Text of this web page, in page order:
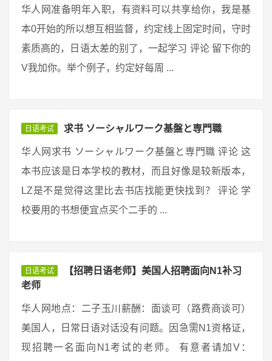
华人网准备明年入职，有资料可以共享给你，我是基
本0开始的所以想互相监督，约定线上固定时间，守时
素质高的，日语太差的别了，一起学习 评论 留下你的
V我加你。举个例子，约定好每周 ...
日语考试 求书 ソーシャルワーク基盤と専門職
华人网求书 ソーシャルワーク基盤と専門職 评论 这
本书应该是日本学校的教材，而且好像是较新版本，
LZ是不是觉得这里比去书店找能更快找到？ 评论 学
校要用的书想便宜点买个二手的 ...
日语考试
【招聘日语老师】美国人招聘面向N1补习
老师
华人网地点：二子玉川薪酬：面谈可（路费商谈可）
美国人，日常日语对话没有问题。因急需N1资格证，
现招聘一名面向N1考试的老师。 有意者请加V：